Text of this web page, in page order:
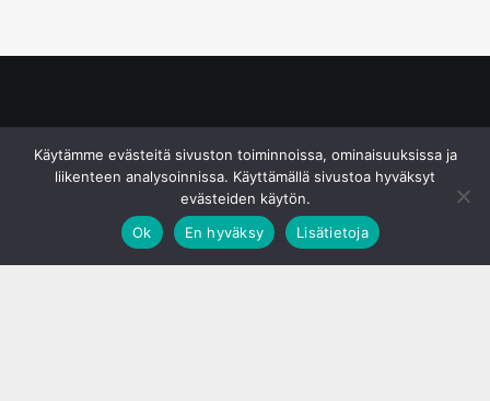
Käytämme evästeitä sivuston toiminnoissa, ominaisuuksissa ja
liikenteen analysoinnissa. Käyttämällä sivustoa hyväksyt
evästeiden käytön.
Ok
En hyväksy Lisätietoja